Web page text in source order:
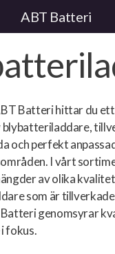
Batteri hittar du
och perfekt
I vårt
av olika
som är
genomsyrar
fokus.
ABT Batteri